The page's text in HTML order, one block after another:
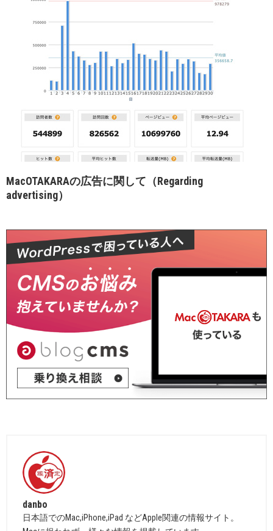
MacOTAKARAの広告に関して（Regarding
advertising）
danbo
日本語でのMac,iPhone,iPad などApple関連の情報サイト。